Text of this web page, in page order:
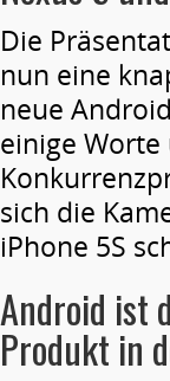
Die
nun eine
neue
einige
sich die
iPhone 5S
Android ist
Produkt in